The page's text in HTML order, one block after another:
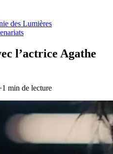
des Lumières
l’actrice Agathe
·1 min de lecture